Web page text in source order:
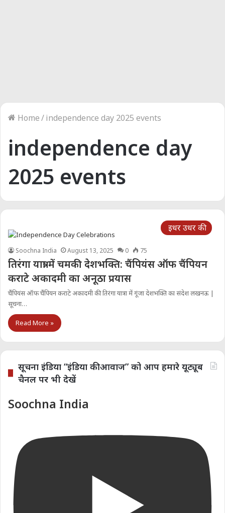
Home/independence day 2025 events
independence day
2025 events
इधर उधर की
Soochna India August 13, 2025 0 75
तिरंगा यात्रा में चमकी देशभक्ति: चैंपियंस ऑफ चैंपियन
कराटे अकादमी का अनूठा प्रयास
चैंपियंस ऑफ चैंपियन कराटे अकादमी की तिरंगा यात्रा में गूंजा देशभक्ति का संदेश लखनऊ |
सूचना…
Read More »
सूचना इंडिया “इंडिया की आवाज” को आप हमारे यूट्यूब
चैनल पर भी देखें
Soochna India